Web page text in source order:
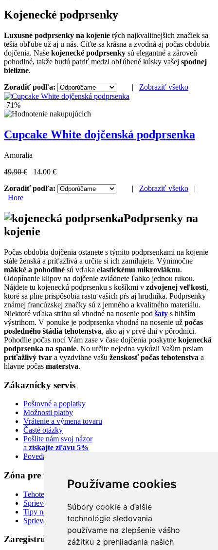
Používame cookies
Súbory cookie a ďalšie
technológie sledovania
používame na zlepšenie vášho
zážitku z prehliadania našich
Kojenecké podprsenky
Luxusné podprsenky na kojenie tých najkvalitnejšich značiek sa
tešia obľube už aj u nás. Cíťte sa krásna a zvodná aj počas obdobia
dojčenia. Naše kojenecké podprsenky sú elegantné a zároveň
pohodlné, takže budú patriť medzi obľúbené kúsky vašej spodnej
bielizne.
Zoradiť podľa:
| Zobraziť všetko
-71%
Cupcake White dojčenská podprsenka
Amoralia
49,90 €
14,00 €
Zoradiť podľa:
| Zobraziť všetko |
Hore
Podprsenky na
kojenie
Počas obdobia dojčenia ostanete s týmito podprsenkami na kojenie
stále ženská a príťažlivá a určite si ich zamilujete. Výnimočne
mäkké a pohodlné sú vďaka elastickému mikrovláknu.
Odopínanie klipov na dojčenie zvládnete ľahko jednou rukou.
Nájdete tu kojeneckú podprsenku s košíkmi v zdvojenej veľkosti,
ktoré sa plne prispôsobia rastu vašich pŕs aj hrudníka. Podprsenky
známej francúzskej značky sú z jemného a kvalitného materiálu.
Niektoré vďaka strihu sú vhodné na nosenie pod šaty s hlbším
výstrihom. V ponuke je podprsenka vhodná na nosenie už počas
posledného štádia tehotenstva, ako aj v prvé dni v pôrodnici.
Pohodlie počas nocí Vám zase v čase dojčenia poskytne kojenecká
podprsenka na spanie. No určite nejedna vykúzli Vašim prsiam
príťažlivý tvar a vyzdvihne vašu ženskosť počas tehotenstva a
hlavne počas materstva.
Zákaznícky servis
Poštovné a poplatky
Možnosti platby
Vrátenie a výmena tovaru
Časté otázky
Pošlite nám svoj názor
a získajte zľavu 5%
Povedali o nás
Zóna pre tehuľky
Tehotenská kalkulačka
Sprievodca šatníkom
Tipy na styling
Sprievodca veľkosťami
Zaregistrujte sa pre odber newsletteru: